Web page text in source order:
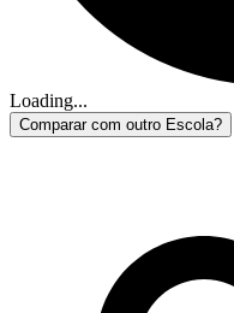
Loading...
Comparar com outro Escola?